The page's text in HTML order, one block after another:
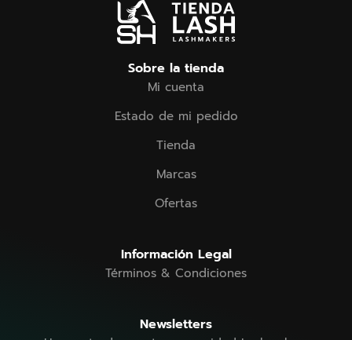
Sobre la tienda
Mi cuenta
Estado de mi pedido
Tienda
Marcas
Ofertas
Información Legal
Términos & Condiciones
Newsletters